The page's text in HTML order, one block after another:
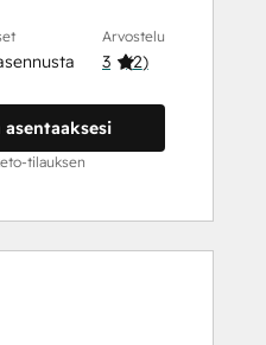
Arvostelu
3 (2)
tilauksen